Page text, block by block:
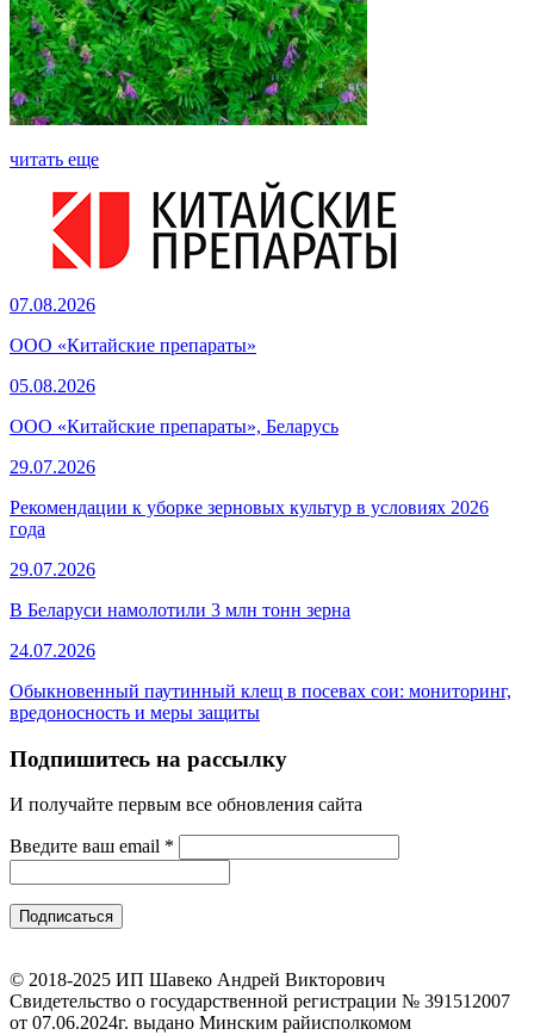
читать еще
07.08.2026
ООО «Китайские препараты»
05.08.2026
ООО «Китайские препараты», Беларусь
29.07.2026
Рекомендации к уборке зерновых культур в условиях 2026
года
29.07.2026
В Беларуси намолотили 3 млн тонн зерна
24.07.2026
Обыкновенный паутинный клещ в посевах сои: мониторинг,
вредоносность и меры защиты
Подпишитесь на рассылку
И получайте первым все обновления сайта
Введите ваш email *
© 2018-2025 ИП Шавеко Андрей Викторович
Свидетельство о государственной регистрации № 391512007
от 07.06.2024г. выдано Минским райисполкомом